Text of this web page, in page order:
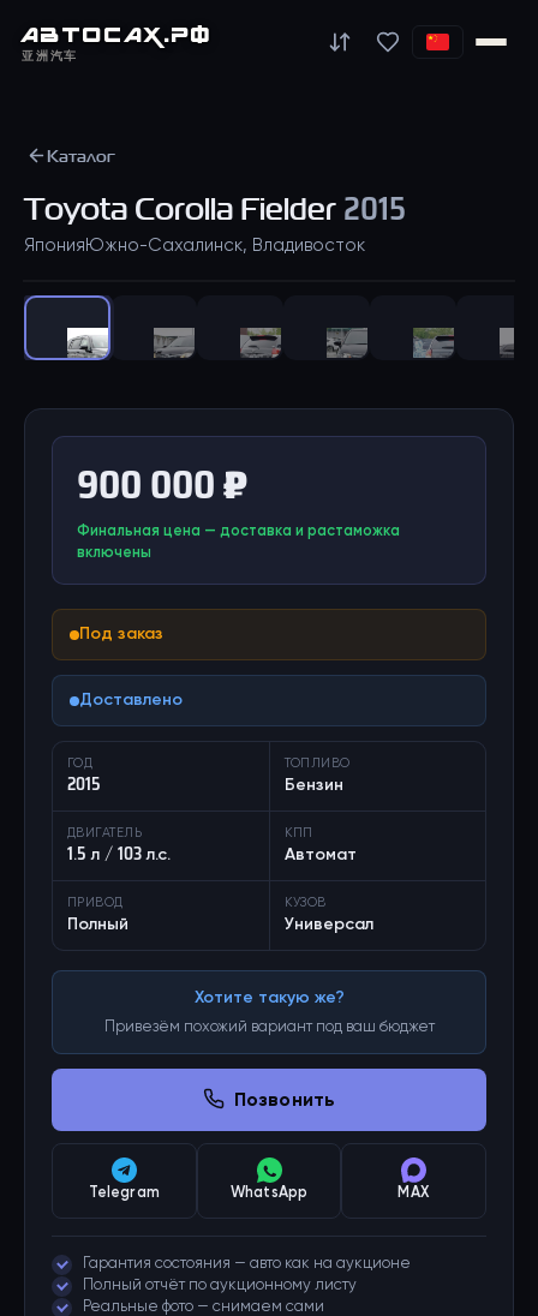
АВТОСАХ.РФ
亚洲汽车
Каталог
ToyotaCorolla Fielder2015
Япония Южно-Сахалинск, Владивосток
900 000 ₽
Финальная цена — доставка и растаможка
включены
Под заказ
Доставлено
ГОД
2015
ТОПЛИВО
Бензин
ДВИГАТЕЛЬ
1.5 л / 103 л.с.
КПП
Автомат
ПРИВОД
Полный
КУЗОВ
Универсал
Хотите такую же?
Привезём похожий вариант под ваш бюджет
Позвонить
Telegram WhatsApp MAX
Гарантия состояния — авто как на аукционе
Полный отчёт по аукционному листу
Реальные фото — снимаем сами